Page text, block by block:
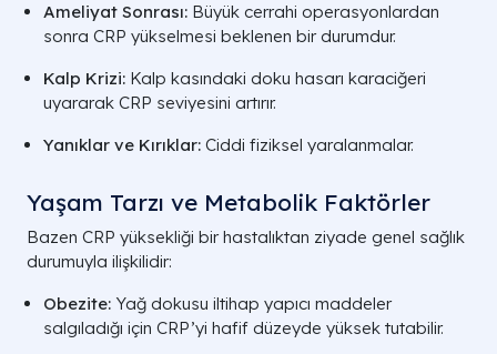
Ameliyat Sonrası: Büyük cerrahi operasyonlardan
sonra CRP yükselmesi beklenen bir durumdur.
Kalp Krizi: Kalp kasındaki doku hasarı karaciğeri
uyararak CRP seviyesini artırır.
Yanıklar ve Kırıklar: Ciddi fiziksel yaralanmalar.
Yaşam Tarzı ve Metabolik Faktörler
Bazen CRP yüksekliği bir hastalıktan ziyade genel sağlık
durumuyla ilişkilidir:
Obezite: Yağ dokusu iltihap yapıcı maddeler
salgıladığı için CRP’yi hafif düzeyde yüksek tutabilir.